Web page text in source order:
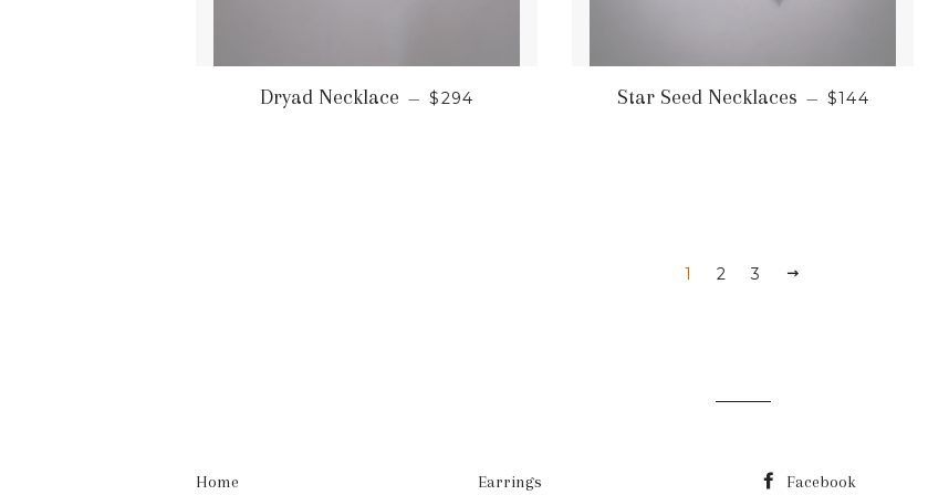
Dryad Necklace — PRECIO HABITUAL
$294 Star Seed Necklaces — PRECIO
$144
1 2 3
Home Earrings Facebook